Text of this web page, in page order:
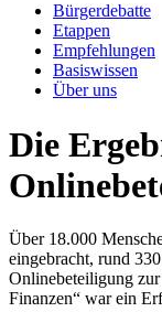
Bürgerdebatte
Etappen
Empfehlungen
Basiswissen
Über uns
Die
Über 18.000
eingebracht, rund
Onlinebeteiligung zur
Finanzen“ war ein